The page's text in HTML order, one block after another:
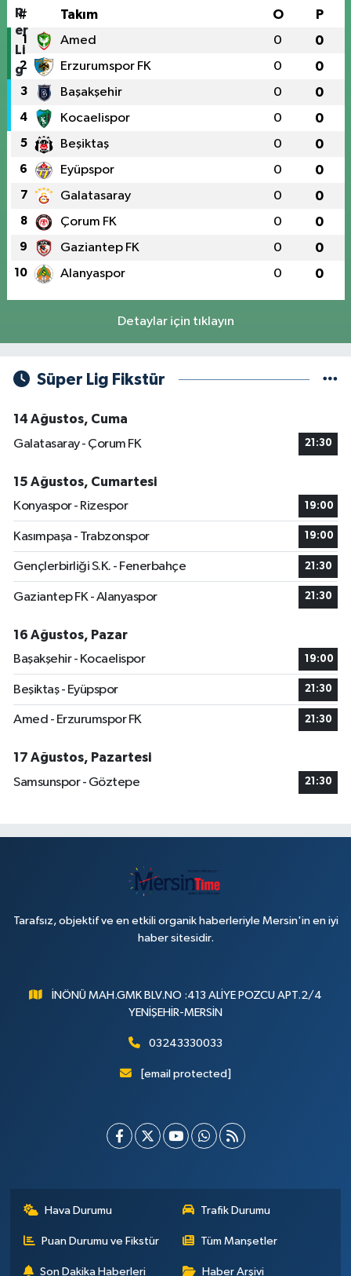
# Takım O P
1 Amed 0 0
2 Erzurumspor FK 0 0
3 Başakşehir 0 0
4 Kocaelispor 0 0
5 Beşiktaş 0 0
6 Eyüpspor 0 0
7 Galatasaray 0 0
8 Çorum FK 0 0
9 Gaziantep FK 0 0
10 Alanyaspor 0 0
Detaylar için tıklayın
Süper Lig Fikstür
14 Ağustos, Cuma
Galatasaray - Çorum FK
21:30
15 Ağustos, Cumartesi
Konyaspor - Rizespor
19:00
Kasımpaşa - Trabzonspor 19:00
Gençlerbirliği S.K. - Fenerbahçe 21:30
Gaziantep FK - Alanyaspor 21:30
16 Ağustos, Pazar
Başakşehir - Kocaelispor
19:00
Beşiktaş - Eyüpspor 21:30
Amed - Erzurumspor FK 21:30
17 Ağustos, Pazartesi
Samsunspor - Göztepe
21:30
Tarafsız, objektif ve en etkili organik haberleriyle Mersin'in en iyi
haber sitesidir.
İNÖNÜ MAH.GMK BLV.NO :413 ALİYE POZCU APT.2/4
YENİŞEHİR-MERSİN
03243330033
[email protected]
Hava Durumu Trafik Durumu
Puan Durumu ve Fikstür Tüm Manşetler
Son Dakika Haberleri Haber Arşivi